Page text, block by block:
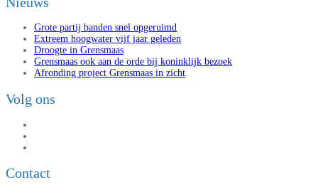
Grote partij banden snel opgeruimd
Extreem hoogwater vijf jaar geleden
Droogte in Grensmaas
Grensmaas ook aan de orde bij koninklijk bezoek
Afronding project Grensmaas in zicht
Volg ons
Contact